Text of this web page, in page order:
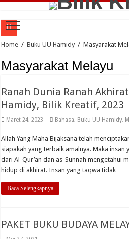
Ari Golok Siang; Abi Tande Rora Konji
Sakik Lambek Bota, Tuo Lambek Mati, Oleh
Jejak Langkah Pemangku Adat Bersendi
Kadar Islam dalam Tafsir Antropologis
Di Radio, Oleh : Purnimasari
Kilas Balik Nasib Orang Melayu (Renungan
Ranah Dunia Ranah Akhirat Orang
Harimau Lambang Hulubalang Melayu, Oleh
Dunia Makin Lengang, Oleh : Purnimasari
Home / Buku UU Hamidy / Masyarakat
Masyarakat Melayu
Ranah Dunia Ranah
Hamidy, Bilik Kreatif, 2023
Maret 24, 2023 Bahasa, Buku UU Hamidy,
Allah Yang Maha Bijaksana telah
siapakah yang terbaik amalnya. Maka
dari Al-Qur’an dan as-Sunnah mengetahui
hidup di akhirat. Insan yang taqwa tidak …
Baca Selengkapnya
PAKET BUKU BUDAYA